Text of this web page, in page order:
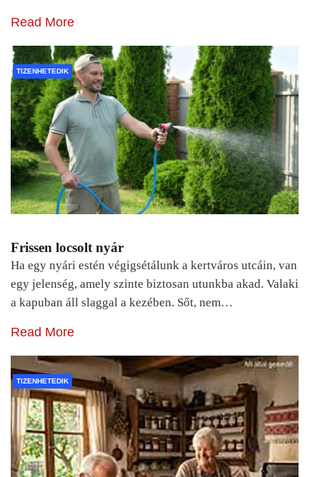
Read More
TIZENHETEDIK
Frissen locsolt nyár
Ha egy nyári estén végigsétálunk a kertváros utcáin, van
egy jelenség, amely szinte biztosan utunkba akad. Valaki
a kapuban áll slaggal a kezében. Sőt, nem…
Read More
TIZENHETEDIK